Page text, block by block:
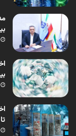
تا سال